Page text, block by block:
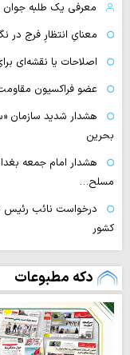
معرفی یک طلبه
معنایِ انتظارِ فرج در
اصلاحات یا نقشه‌ای برای حذف
عضو فراکسیون
هشدار شدید سازمان
بحرین
هشدار امام جمعه
مسلح…
درخواست نائب رئیس
کشور
دکه مطبوعات